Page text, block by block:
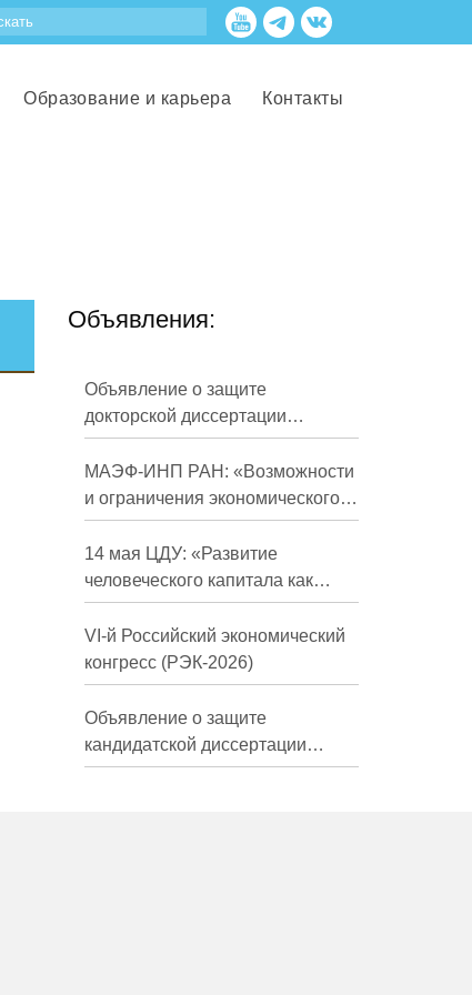
Образование и карьера Контакты
Объявления:
Объявление о защите
докторской диссертации
Кузнецова Михаила
Евгеньевича
МАЭФ-ИНП РАН: «Возможности
и ограничения экономического
развития России в средне- и
долгосрочной перспективе»
14 мая ЦДУ: «Развитие
человеческого капитала как
фактор экономического роста»
VI-й Российский экономический
конгресс (РЭК-2026)
Объявление о защите
кандидатской диссертации
Трындиной Николь Сергеевны